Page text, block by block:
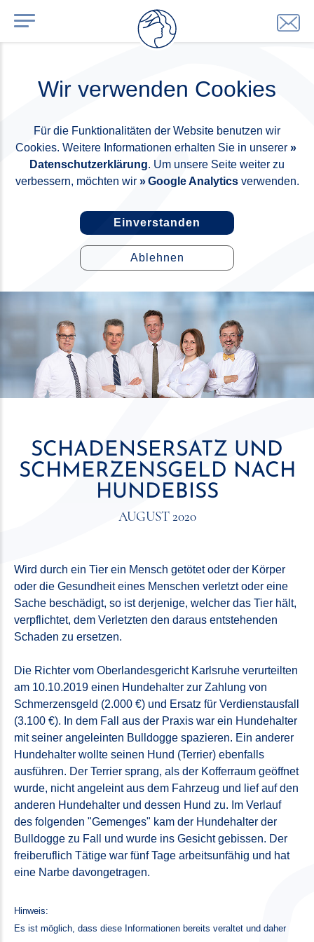
Wir verwenden Cookies
Für die Funktionalitäten der Website benutzen wir
Cookies. Weitere Informationen erhalten Sie in unserer
Datenschutzerklärung. Um unsere Seite weiter zu
verbessern, möchten wir
Google Analyticsverwenden.
Einverstanden
Ablehnen
SCHADENSERSATZ UND
SCHMERZENSGELD NACH
HUNDEBISS
AUGUST 2020
Wird durch ein Tier ein Mensch getötet oder der Körper
oder die Gesundheit eines Menschen verletzt oder eine
Sache beschädigt, so ist derjenige, welcher das Tier hält,
verpflichtet, dem Verletzten den daraus entstehenden
Schaden zu ersetzen.
Die Richter vom Oberlandesgericht Karlsruhe verurteilten
am 10.10.2019 einen Hundehalter zur Zahlung von
Schmerzensgeld (2.000 €) und Ersatz für Verdienstausfall
(3.100 €). In dem Fall aus der Praxis war ein Hundehalter
mit seiner angeleinten Bulldogge spazieren. Ein anderer
Hundehalter wollte seinen Hund (Terrier) ebenfalls
ausführen. Der Terrier sprang, als der Kofferraum geöffnet
wurde, nicht angeleint aus dem Fahrzeug und lief auf den
anderen Hundehalter und dessen Hund zu. Im Verlauf
des folgenden "Gemenges" kam der Hundehalter der
Bulldogge zu Fall und wurde ins Gesicht gebissen. Der
freiberuflich Tätige war fünf Tage arbeitsunfähig und hat
eine Narbe davongetragen.
Hinweis:
Es ist möglich, dass diese Informationen bereits veraltet und daher